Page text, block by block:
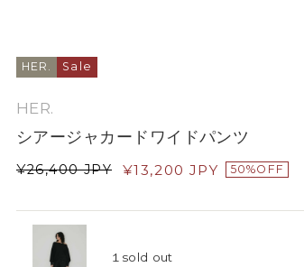
HER. Sale
HER.
シアージャカードワイドパンツ
¥26,400 JPY ¥13,200 JPY 50%OFF
１ sold out